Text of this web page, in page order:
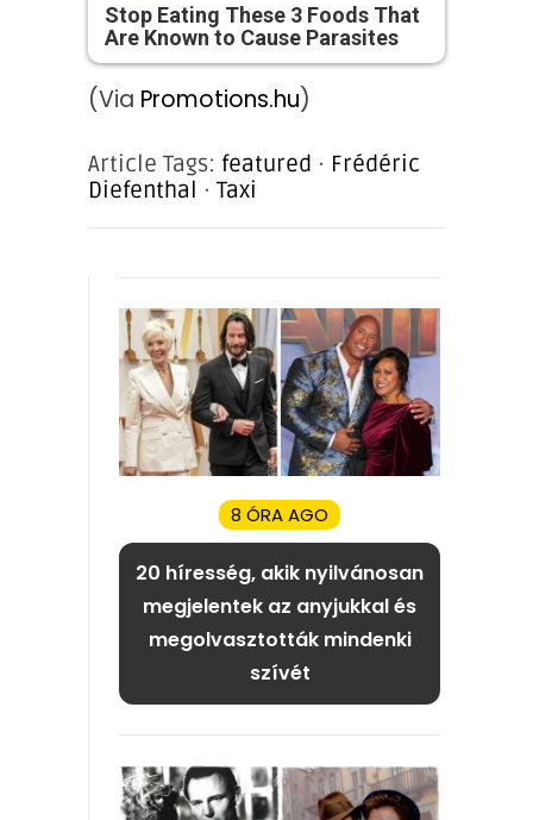
Stop Eating These 3 Foods That
Are Known to Cause Parasites
(Via Promotions.hu)
Article Tags: featured · Frédéric
Diefenthal · Taxi
8 ÓRA AGO
20 híresség, akik nyilvánosan
megjelentek az anyjukkal és
megolvasztották mindenki
szívét